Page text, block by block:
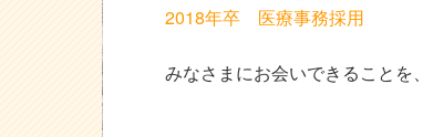
2018年卒 医療事務採用
みなさまにお会いできることを